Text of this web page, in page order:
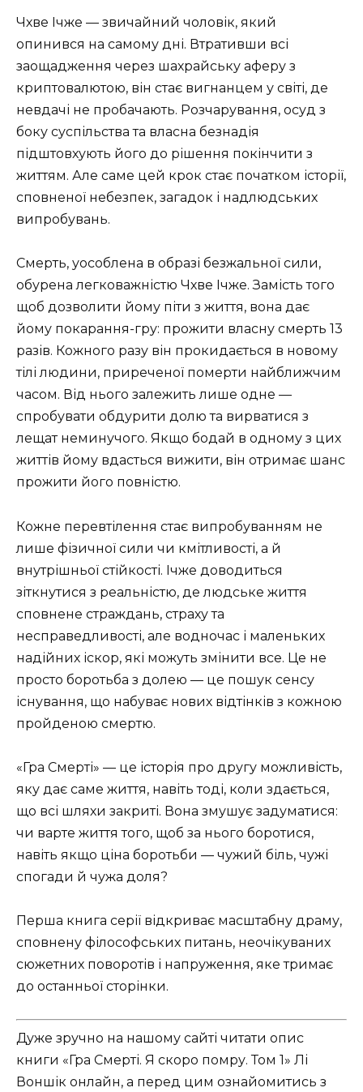
Чхве Ічже — звичайний чоловік, який
опинився на самому дні. Втративши всі
заощадження через шахрайську аферу з
криптовалютою, він стає вигнанцем у світі, де
невдачі не пробачають. Розчарування, осуд з
боку суспільства та власна безнадія
підштовхують його до рішення покінчити з
життям. Але саме цей крок стає початком історії,
сповненої небезпек, загадок і надлюдських
випробувань.
Смерть, уособлена в образі безжальної сили,
обурена легковажністю Чхве Ічже. Замість того
щоб дозволити йому піти з життя, вона дає
йому покарання-гру: прожити власну смерть 13
разів. Кожного разу він прокидається в новому
тілі людини, приреченої померти найближчим
часом. Від нього залежить лише одне —
спробувати обдурити долю та вирватися з
лещат неминучого. Якщо бодай в одному з цих
життів йому вдасться вижити, він отримає шанс
прожити його повністю.
Кожне перевтілення стає випробуванням не
лише фізичної сили чи кмітливості, а й
внутрішньої стійкості. Ічже доводиться
зіткнутися з реальністю, де людське життя
сповнене страждань, страху та
несправедливості, але водночас і маленьких
надійних іскор, які можуть змінити все. Це не
просто боротьба з долею — це пошук сенсу
існування, що набуває нових відтінків з кожною
пройденою смертю.
«Гра Смерті» — це історія про другу можливість,
яку дає саме життя, навіть тоді, коли здається,
що всі шляхи закриті. Вона змушує задуматися:
чи варте життя того, щоб за нього боротися,
навіть якщо ціна боротьби — чужий біль, чужі
спогади й чужа доля?
Перша книга серії відкриває масштабну драму,
сповнену філософських питань, неочікуваних
сюжетних поворотів і напруження, яке тримає
до останньої сторінки.
Дуже зручно на нашому сайті читати опис
книги «Гра Смерті. Я скоро помру. Том 1» Лі
Воншік онлайн, а перед цим ознайомитись з